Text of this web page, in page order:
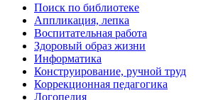
Поиск по библиотеке
Аппликация, лепка
Воспитательная работа
Здоровый образ жизни
Информатика
Конструирование, ручной труд
Коррекционная педагогика
Логопедия